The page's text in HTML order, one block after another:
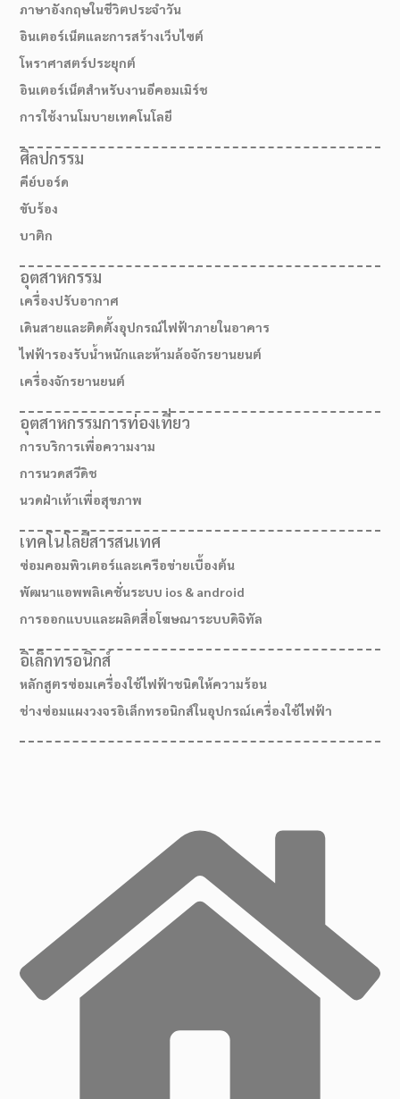
เส้นทางมาโรงเรียน
ภาษาอังกฤษในชีวิตประจำวัน
อินเตอร์เน็ตและการสร้างเว็บไซต์
โหราศาสตร์ประยุกต์
อินเตอร์เน็ตสำหรับงานอีคอมเมิร์ช
การใช้งานโมบายเทคโนโลยี
ศิลปกรรม
คีย์บอร์ด
ขับร้อง
บาติก
อุตสาหกรรม
เครื่องปรับอากาศ
เดินสายและติดตั้งอุปกรณ์ไฟฟ้าภายในอาคาร
ไฟฟ้ารองรับน้ำหนักและห้ามล้อจักรยานยนต์
เครื่องจักรยานยนต์
อุตสาหกรรมการท่องเที่ยว
การบริการเพื่อความงาม
การนวดสวีดิช
นวดฝ่าเท้าเพื่อสุขภาพ
เทคโนโลยีสารสนเทศ
ซ่อมคอมพิวเตอร์และเครือข่ายเบื้องต้น
พัฒนาแอพพลิเคชั่นระบบ ios & android
การออกแบบและผลิตสื่อโฆษณาระบบดิจิทัล
อิเล็กทรอนิกส์
หลักสูตรซ่อมเครื่องใช้ไฟฟ้าชนิดให้ความร้อน
ช่างซ่อมแผงวงจรอิเล็กทรอนิกส์ในอุปกรณ์เครื่องใช้ไฟฟ้า